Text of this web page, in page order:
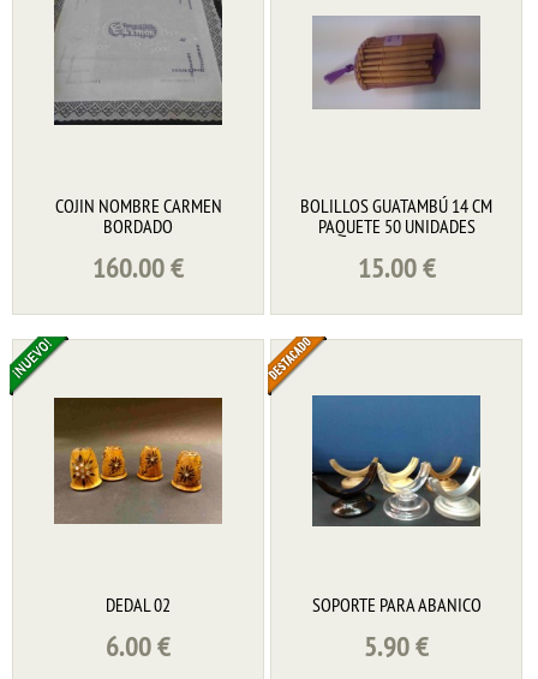
COJIN NOMBRE CARMEN
BORDADO
160.00€
BOLILLOS GUATAMBÚ 14 CM
PAQUETE 50 UNIDADES
15.00€
DEDAL 02
6.00€
SOPORTE PARA ABANICO
5.90€